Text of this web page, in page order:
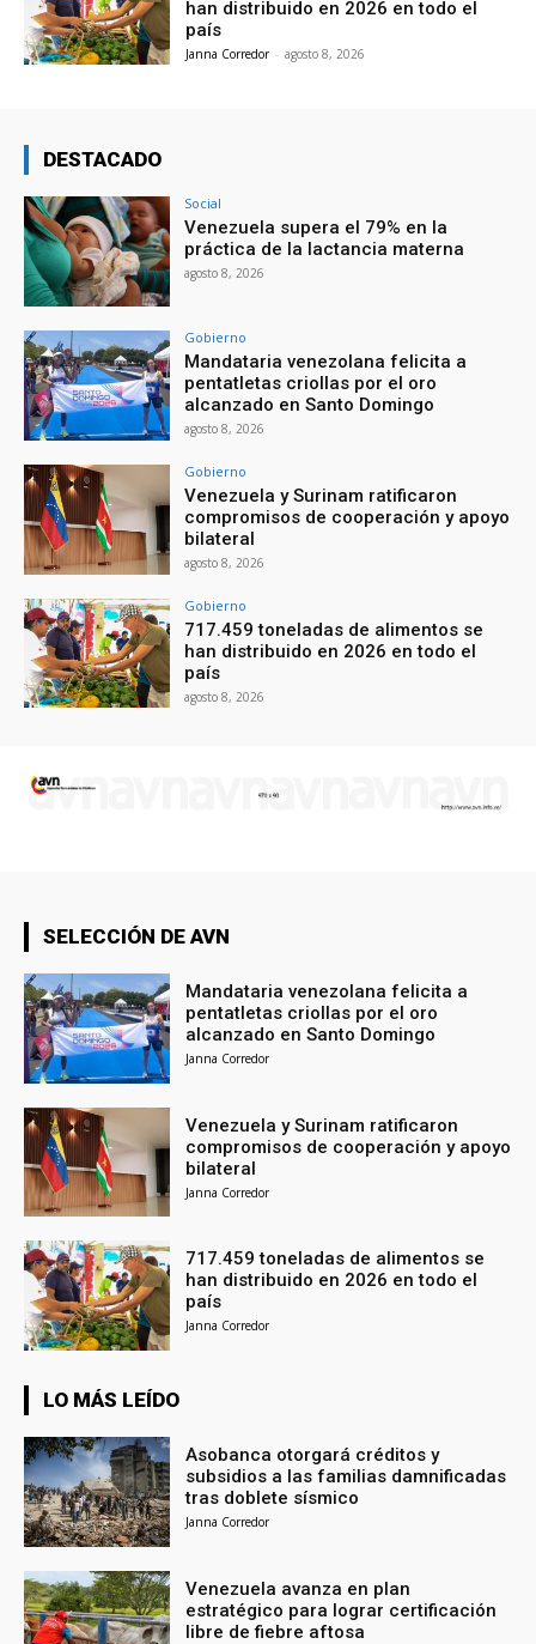
han distribuido en 2026 en todo el
país
Janna Corredor - agosto 8, 2026
DESTACADO
Social
Venezuela supera el 79% en la
práctica de la lactancia materna
agosto 8, 2026
Gobierno
Mandataria venezolana felicita a
pentatletas criollas por el oro
alcanzado en Santo Domingo
agosto 8, 2026
Gobierno
Venezuela y Surinam ratificaron
compromisos de cooperación y apoyo
bilateral
agosto 8, 2026
Gobierno
717.459 toneladas de alimentos se
han distribuido en 2026 en todo el
país
agosto 8, 2026
SELECCIÓN DE AVN
Mandataria venezolana felicita a
pentatletas criollas por el oro
alcanzado en Santo Domingo
Janna Corredor
Venezuela y Surinam ratificaron
compromisos de cooperación y apoyo
bilateral
Janna Corredor
717.459 toneladas de alimentos se
han distribuido en 2026 en todo el
país
Janna Corredor
LO MÁS LEÍDO
Asobanca otorgará créditos y
subsidios a las familias damnificadas
tras doblete sísmico
Janna Corredor
Venezuela avanza en plan
estratégico para lograr certificación
libre de fiebre aftosa